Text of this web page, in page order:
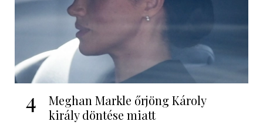
4
Meghan Markle őrjöng Károly
király döntése miatt